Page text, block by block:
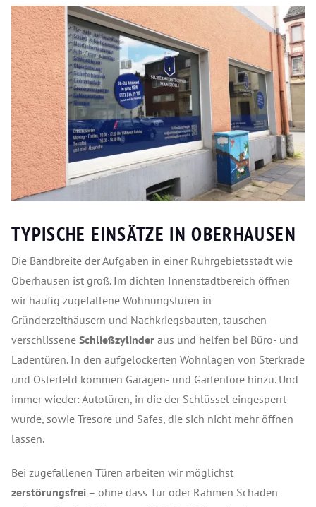
TYPISCHE EINSÄTZE IN OBERHAUSEN
Die Bandbreite der Aufgaben in einer Ruhrgebietsstadt wie
Oberhausen ist groß. Im dichten Innenstadtbereich öffnen
wir häufig zugefallene Wohnungstüren in
Gründerzeithäusern und Nachkriegsbauten, tauschen
verschlissene Schließzylinder aus und helfen bei Büro- und
Ladentüren. In den aufgelockerten Wohnlagen von Sterkrade
und Osterfeld kommen Garagen- und Gartentore hinzu. Und
immer wieder: Autotüren, in die der Schlüssel eingesperrt
wurde, sowie Tresore und Safes, die sich nicht mehr öffnen
lassen.
Bei zugefallenen Türen arbeiten wir möglichst
zerstörungsfrei – ohne dass Tür oder Rahmen Schaden